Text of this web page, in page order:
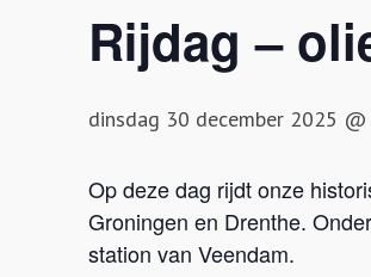
Rijdag –
dinsdag 30 december 2025
Op deze dag rijdt onze
Groningen en Drenthe.
station van Veendam.